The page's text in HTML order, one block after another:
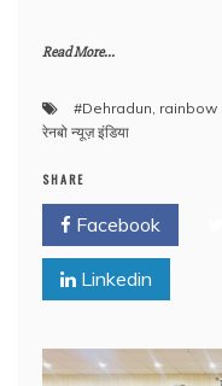
Read More...
#Dehradun, rainbow
रेनबो न्यूज़ इंडिया
SHARE
Facebook
Linkedin